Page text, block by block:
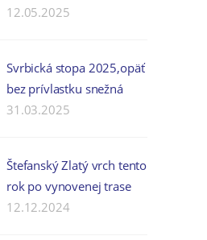
12.05.2025
Svrbická stopa 2025,opäť
bez prívlastku snežná
31.03.2025
Štefanský Zlatý vrch tento
rok po vynovenej trase
12.12.2024